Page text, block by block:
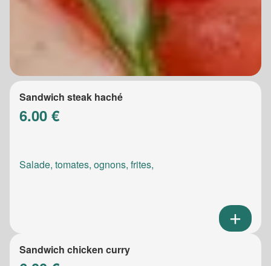
Sandwich steak haché
6.00 €
Salade, tomates, ognons, frites,
Sandwich chicken curry